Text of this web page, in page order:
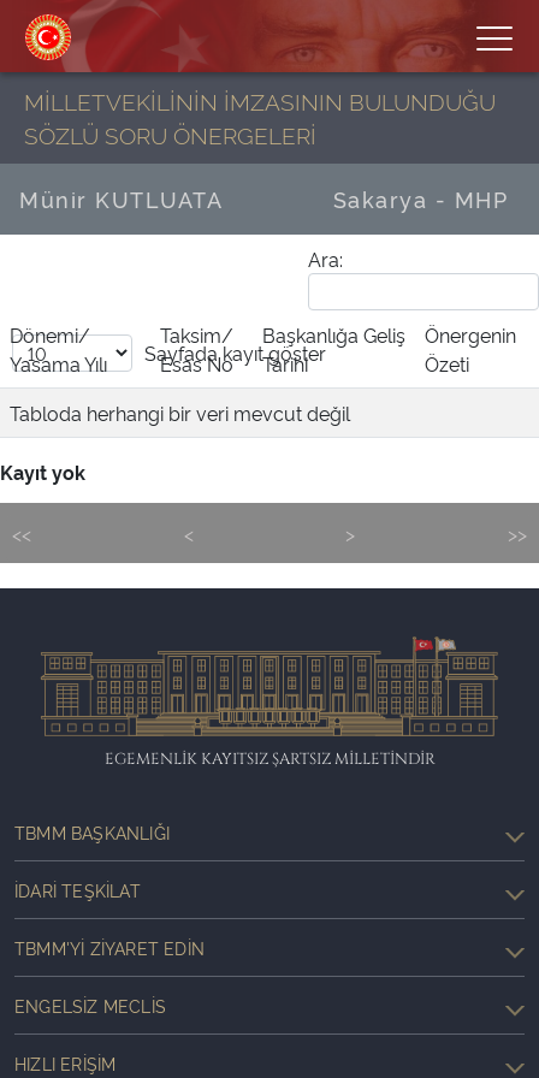
MİLLETVEKİLİNİN İMZASININ BULUNDUĞU
SÖZLÜ SORU ÖNERGELERİ
Münir KUTLUATA Sakarya - MHP
Ara:
Sayfadakayıt göster
Dönemi/
Yasama Yılı
Taksim/
Esas No
Başkanlığa Geliş
Tarihi
Önergenin
Özeti
Tabloda herhangi bir veri mevcut değil
Kayıt yok
<< < > >>
EGEMENLİK KAYITSIZ ŞARTSIZ MİLLETİNDİR
TBMM BAŞKANLIĞI
İDARI TEŞKILAT
TBMM'YI ZIYARET EDIN
ENGELSIZ MECLIS
HIZLI ERIŞIM